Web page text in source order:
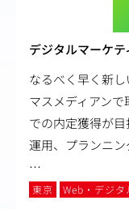
デジタルマーケ
なるべく早く新し
マスメディアン
での内定獲得が
運用、プランニン
…
東京 Web・デジタ